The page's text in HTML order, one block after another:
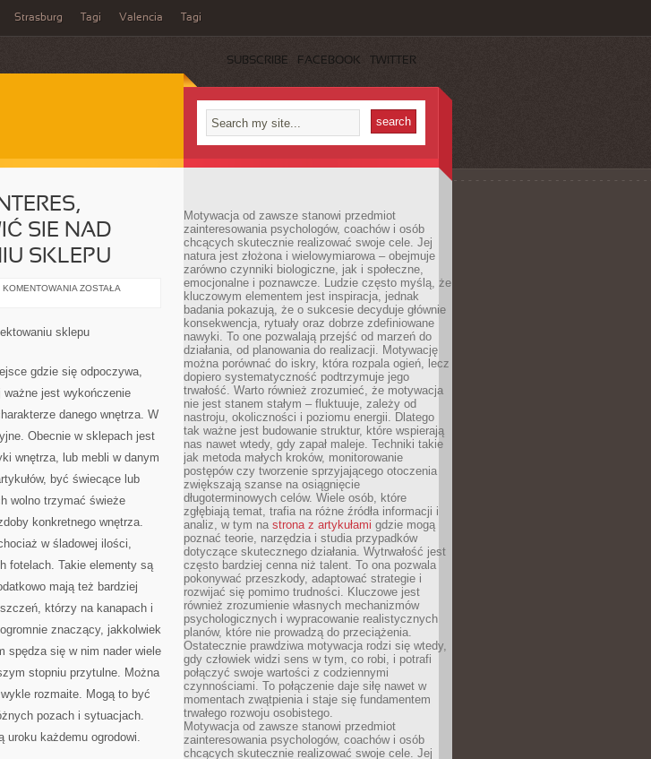
Strasburg Tagi Valencia Tagi
SUBSCRIBE FACEBOOK TWITTER
SIE NAD
SKLEPU
SZUKAJĄC
POŻĄDANE
SIE
NAD
O
SKLEPU
ZOSTAŁA
sklepu
gdzie się odpoczywa,
jest wykończenie
danego wnętrza. W
Obecnie w sklepach jest
wnętrza, lub mebli w danym
być świecące lub
wolno trzymać świeże
konkretnego wnętrza.
w śladowej ilości,
fotelach. Takie elementy są
mają też bardziej
którzy na kanapach i
znaczący, jakkolwiek
spędza się w nim nader wiele
stopniu przytulne. Można
rozmaite. Mogą to być
pozach i sytuacjach.
uroku każdemu ogrodowi.
Motywacja od zawsze stanowi przedmiot
zainteresowania psychologów, coachów i osób
chcących skutecznie realizować swoje cele. Jej
natura jest złożona i wielowymiarowa – obejmuje
zarówno czynniki biologiczne, jak i społeczne,
emocjonalne i poznawcze. Ludzie często myślą, że
kluczowym elementem jest inspiracja, jednak
badania pokazują, że o sukcesie decyduje głównie
konsekwencja, rytuały oraz dobrze zdefiniowane
nawyki. To one pozwalają przejść od marzeń do
działania, od planowania do realizacji. Motywację
można porównać do iskry, która rozpala ogień, lecz
dopiero systematyczność podtrzymuje jego
trwałość. Warto również zrozumieć, że motywacja
nie jest stanem stałym – fluktuuje, zależy od
nastroju, okoliczności i poziomu energii. Dlatego
tak ważne jest budowanie struktur, które wspierają
nas nawet wtedy, gdy zapał maleje. Techniki takie
jak metoda małych kroków, monitorowanie
postępów czy tworzenie sprzyjającego otoczenia
zwiększają szanse na osiągnięcie
długoterminowych celów. Wiele osób, które
zgłębiają temat, trafia na różne źródła informacji i
analiz, w tym na strona z artykułami gdzie mogą
poznać teorie, narzędzia i studia przypadków
dotyczące skutecznego działania. Wytrwałość jest
często bardziej cenna niż talent. To ona pozwala
pokonywać przeszkody, adaptować strategie i
rozwijać się pomimo trudności. Kluczowe jest
również zrozumienie własnych mechanizmów
psychologicznych i wypracowanie realistycznych
planów, które nie prowadzą do przeciążenia.
Ostatecznie prawdziwa motywacja rodzi się wtedy,
gdy człowiek widzi sens w tym, co robi, i potrafi
połączyć swoje wartości z codziennymi
czynnościami. To połączenie daje siłę nawet w
momentach zwątpienia i staje się fundamentem
trwałego rozwoju osobistego.
Motywacja od zawsze stanowi przedmiot
zainteresowania psychologów, coachów i osób
chcących skutecznie realizować swoje cele. Jej